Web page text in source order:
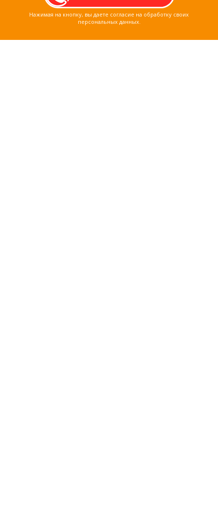
Нажимая на кнопку, вы даете согласие на обработку своих
персональных данных.